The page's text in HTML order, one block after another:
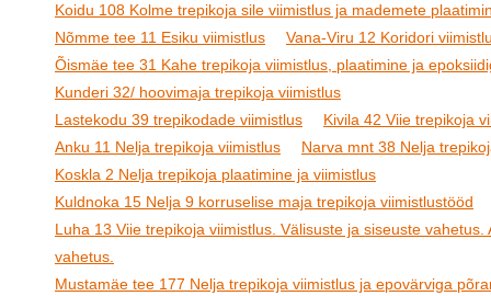
Koidu 108 Kolme trepikoja sile viimistlus ja mademete
Nõmme tee 11 Esiku viimistlus
Vana-Viru 12 Koridori
Õismäe tee 31 Kahe trepikoja viimistlus, plaatimine ja
Kunderi 32/ hoovimaja trepikoja viimistlus
Lastekodu 39 trepikodade viimistlus
Kivila 42 Viie trepikoja
Anku 11 Nelja trepikoja viimistlus
Narva mnt 38 Nelja
Koskla 2 Nelja trepikoja plaatimine ja viimistlus
Kuldnoka 15 Nelja 9 korruselise maja trepikoja viimistlustööd
Luha 13 Viie trepikoja viimistlus. Välisuste ja siseuste vahetus.
vahetus.
Mustamäe tee 177 Nelja trepikoja viimistlus ja epovärviga